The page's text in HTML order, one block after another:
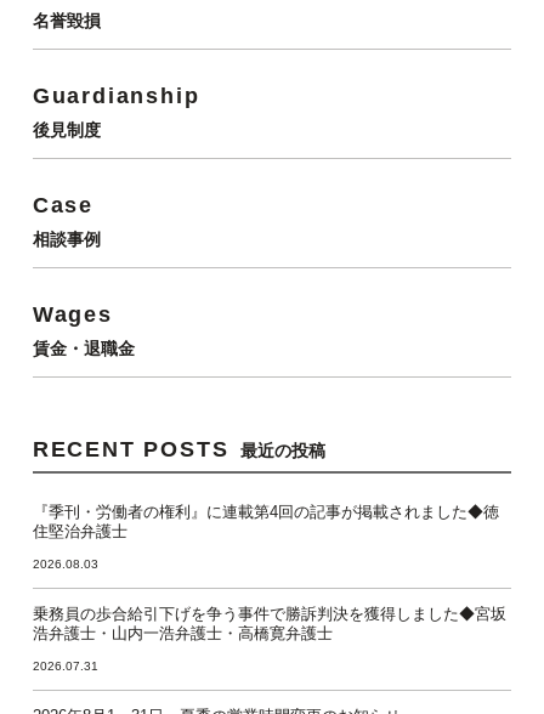
名誉毀損
Guardianship
後見制度
Case
相談事例
Wages
賃金・退職金
RECENT POSTS 最近の投稿
『季刊・労働者の権利』に連載第4回の記事が掲載されました◆徳
住堅治弁護士
2026.08.03
乗務員の歩合給引下げを争う事件で勝訴判決を獲得しました◆宮坂
浩弁護士・山内一浩弁護士・高橋寛弁護士
2026.07.31